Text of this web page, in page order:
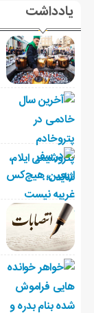
یادداشت